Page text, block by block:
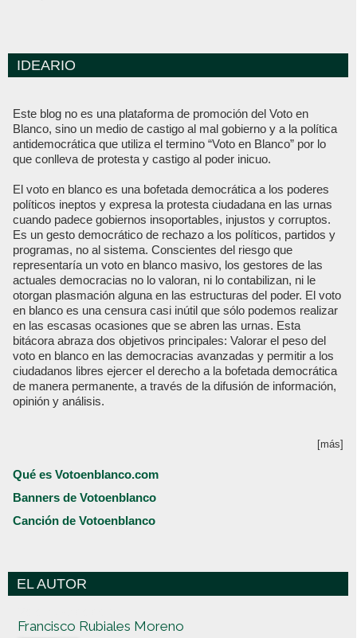
IDEARIO
Este blog no es una plataforma de promoción del Voto en
Blanco, sino un medio de castigo al mal gobierno y a la política
antidemocrática que utiliza el termino “Voto en Blanco” por lo
que conlleva de protesta y castigo al poder inicuo.
El voto en blanco es una bofetada democrática a los poderes
políticos ineptos y expresa la protesta ciudadana en las urnas
cuando padece gobiernos insoportables, injustos y corruptos.
Es un gesto democrático de rechazo a los políticos, partidos y
programas, no al sistema. Conscientes del riesgo que
representaría un voto en blanco masivo, los gestores de las
actuales democracias no lo valoran, ni lo contabilizan, ni le
otorgan plasmación alguna en las estructuras del poder. El voto
en blanco es una censura casi inútil que sólo podemos realizar
en las escasas ocasiones que se abren las urnas. Esta
bitácora abraza dos objetivos principales: Valorar el peso del
voto en blanco en las democracias avanzadas y permitir a los
ciudadanos libres ejercer el derecho a la bofetada democrática
de manera permanente, a través de la difusión de información,
opinión y análisis.
[más]
Qué es Votoenblanco.com
Banners de Votoenblanco
Canción de Votoenblanco
EL AUTOR
Francisco Rubiales Moreno